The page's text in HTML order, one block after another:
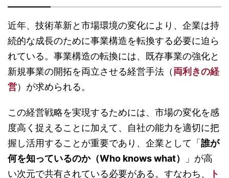
近年、技術革新と市場環境の変化により、企業は持
続的な成長のために事業構造を転換する必要に迫ら
れている。事業構造の転換には、既存事業の強化と
新規事業の開拓を両立させる経営手法（両利きの経
営）が求められる。
この経営戦略を実現するためには、市場の変化を感
度高く捉えることに加えて、自社の能力を適切に把
握し活用することが重要であり、企業として「誰が
何を知っているのか（Who knows what）
」が高
い次元で共有されている必要がある。すなわち、
ト